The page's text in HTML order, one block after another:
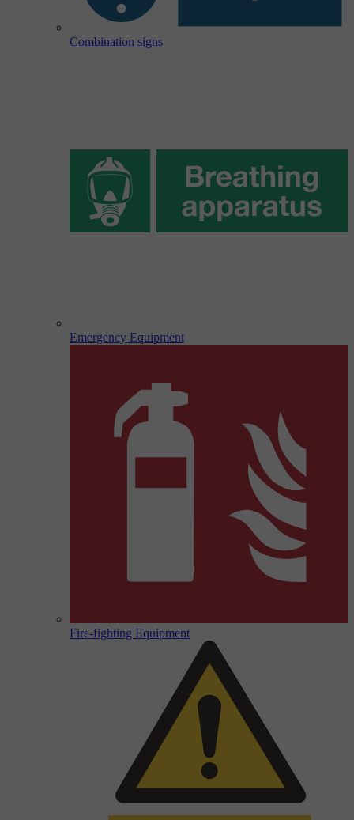
Combination signs
Emergency Equipment
Fire-fighting Equipment